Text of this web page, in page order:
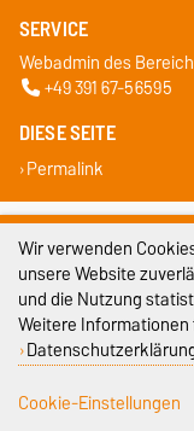
SERVICE
Webadmin des
+49 391 67-56595
DIESE SEITE
Permalink
Wir verwenden
unsere Website
und die Nutzung
Weitere
Cookie-Einstellungen